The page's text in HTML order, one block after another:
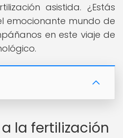
asistida. ¿Estás
emocionante mundo de
en este viaje de
la fertilización